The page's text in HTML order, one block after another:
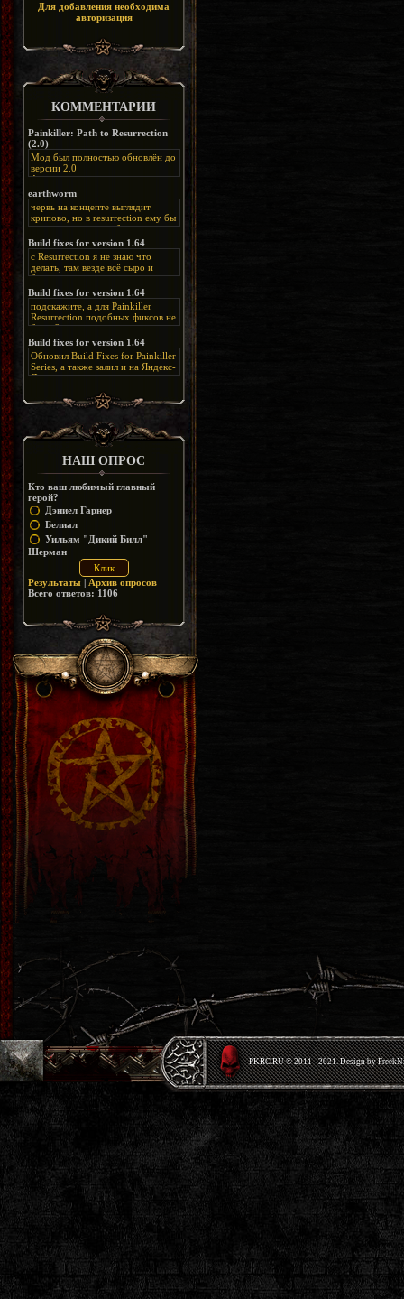
Для добавления необходима
авторизация
КОММЕНТАРИИ
Painkiller: Path to Resurrection
(2.0)
Мод был полностью обновлён до
версии 2.0
Альтернативная
ссылка:
FzzDkRlC8Q
earthworm
червь на концепте выглядит
крипово, но в resurrection ему бы
нашлось место, особенно в
каких-нибудь подземных
катакомбах. жаль, что половину
задумок там вырезали, зато и
рпгшности меньше. build fixes
спасибо что перезалили на
яндекс. а вот в комментах на
сайте у меня пару раз вылезала
левая вставка
https://uzbekmelbet.com/ru/
дико отвлекает от обсуждения
скринов.
Build fixes for version 1.64
с Resurrection я не знаю что
делать, там везде всё сыро и
баговано, от чего и заниматься
этим не хочется, тут либо играть
как есть или искать патчи для
этого дополнения на moddb,
либо же на крайняк играть мод
Resurrection, но настолько что не
особо уже и узнаётся
Build fixes for version 1.64
подскажите, а для Painkiller
Resurrection подобных фиксов не
будет?
Build fixes for version 1.64
Обновил Build Fixes for Painkiller
Series, а также залил и на Яндекс-
Диск
https://disk.yandex.ru/d/_zvZekuO5FTd3Q
НАШ ОПРОС
Кто ваш любимый главный
герой?
Дэниел Гарнер
Белиал
Уильям "Дикий Билл"
Шерман
Результаты | Архив опросов
Всего ответов: 1106
PKRС.RU © 2011 - 2021. Design by